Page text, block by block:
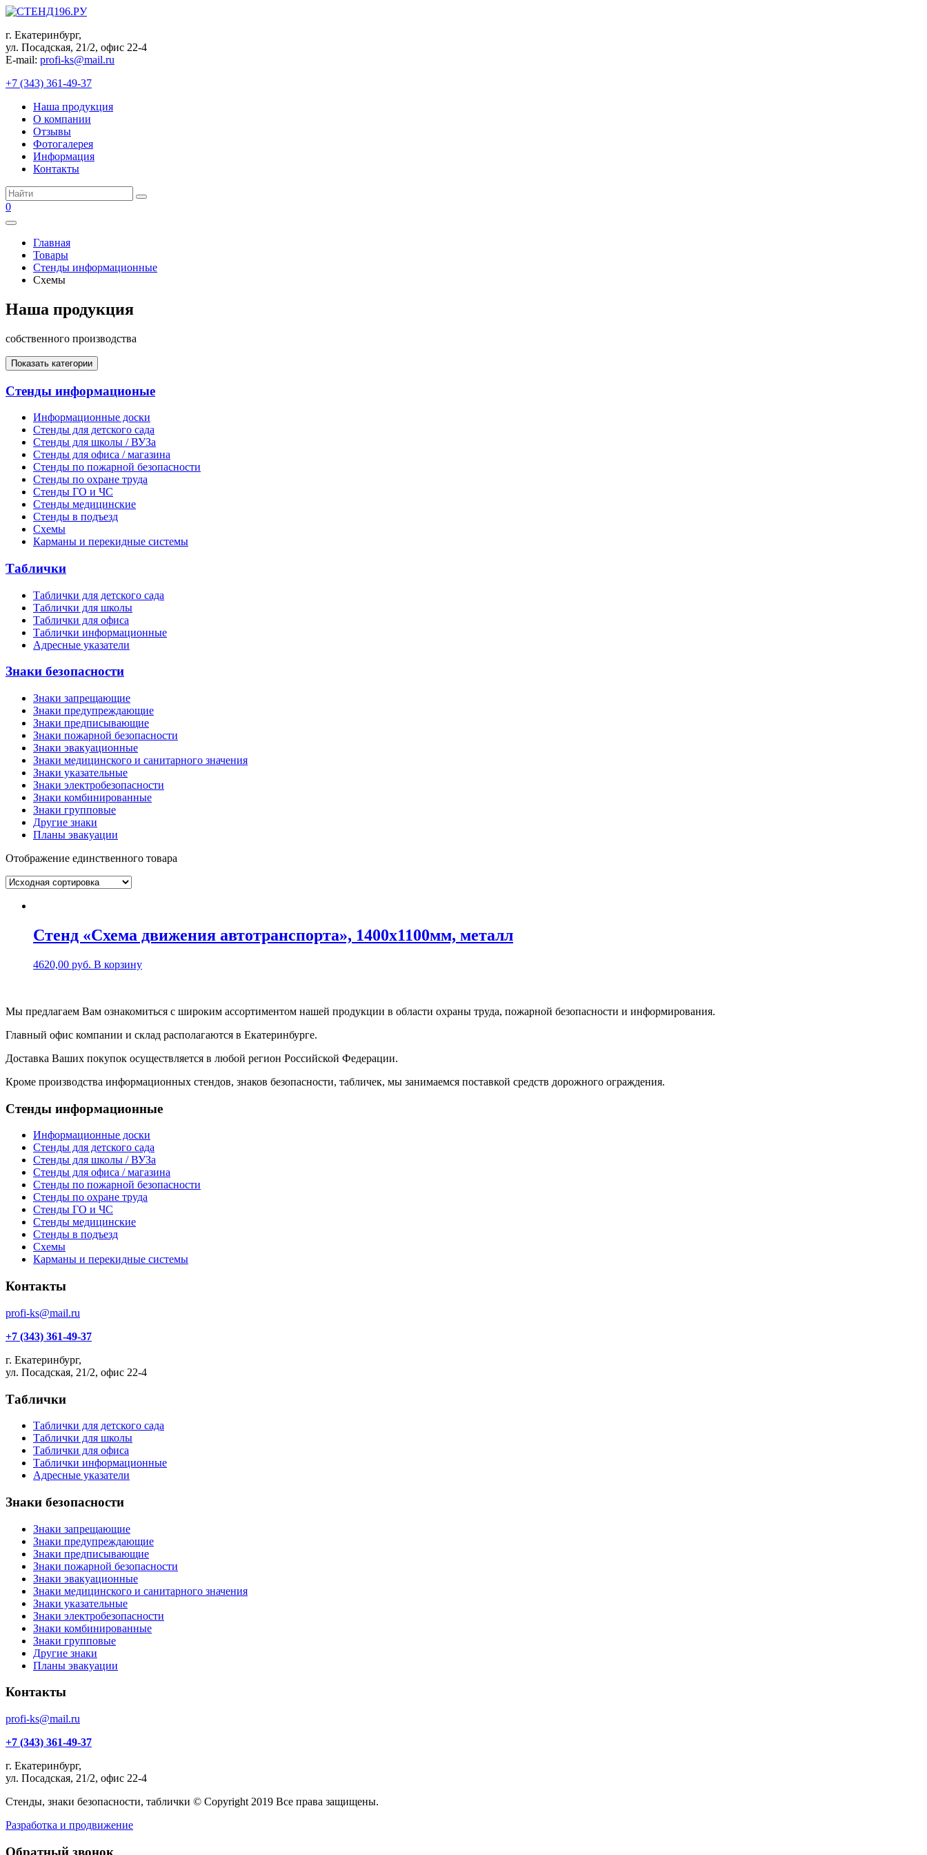
Перейти
контенту
г. Екатеринбург,
ул. Посадская, 21/2, офис 22-4
E-mail: profi-ks@mail.ru
+7 (343) 361-49-37
Наша продукция
О компании
Отзывы
Фотогалерея
Информация
Контакты
Поиск:
0
Главная
Товары
Стенды информационные
Схемы
Наша продукция
собственного производства
Показать категории
Стенды информационые
Информационные доски
Стенды для детского сада
Стенды для школы / ВУЗа
Стенды для офиса / магазина
Стенды по пожарной безопасности
Стенды по охране труда
Стенды ГО и ЧС
Стенды медицинские
Стенды в подъезд
Схемы
Карманы и перекидные системы
Таблички
Таблички для детского сада
Таблички для школы
Таблички для офиса
Таблички информационные
Адресные указатели
Знаки безопасности
Знаки запрещающие
Знаки предупреждающие
Знаки предписывающие
Знаки пожарной безопасности
Знаки эвакуационные
Знаки медицинского и санитарного значения
Знаки указательные
Знаки электробезопасности
Знаки комбинированные
Знаки групповые
Другие знаки
Планы эвакуации
Отображение единственного товара
Стенд «Схема движения автотранспорта», 1400х1100мм, металл
4620,00 руб. В корзину
Мы предлагаем Вам ознакомиться с широким ассортиментом нашей продукции в области охраны труда, пожарной безопасности и информирования.
Главный офис компании и склад располагаются в Екатеринбурге.
Доставка Ваших покупок осуществляется в любой регион Российской Федерации.
Кроме производства информационных стендов, знаков безопасности, табличек, мы занимаемся поставкой средств дорожного ограждения.
Cтенды информационные
Информационные доски
Стенды для детского сада
Стенды для школы / ВУЗа
Стенды для офиса / магазина
Стенды по пожарной безопасности
Стенды по охране труда
Стенды ГО и ЧС
Стенды медицинские
Стенды в подъезд
Схемы
Карманы и перекидные системы
Контакты
profi-ks@mail.ru
+7 (343) 361-49-37
г. Екатеринбург,
ул. Посадская, 21/2, офис 22-4
Таблички
Таблички для детского сада
Таблички для школы
Таблички для офиса
Таблички информационные
Адресные указатели
Знаки безопасности
Знаки запрещающие
Знаки предупреждающие
Знаки предписывающие
Знаки пожарной безопасности
Знаки эвакуационные
Знаки медицинского и санитарного значения
Знаки указательные
Знаки электробезопасности
Знаки комбинированные
Знаки групповые
Другие знаки
Планы эвакуации
Контакты
profi-ks@mail.ru
+7 (343) 361-49-37
г. Екатеринбург,
ул. Посадская, 21/2, офис 22-4
Стенды, знаки безопасности, таблички © Copyright 2019 Все права защищены.
Разработка и продвижение
Обратный звонок